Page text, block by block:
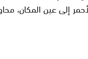
إلى عين المكان،